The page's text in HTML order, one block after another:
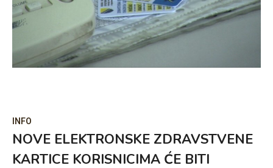
INFO
NOVE ELEKTRONSKE ZDRAVSTVENE
KARTICE KORISNICIMA ĆE BITI